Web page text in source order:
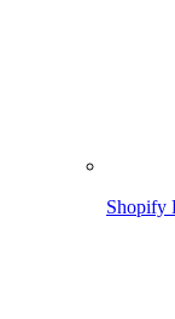
Shopify